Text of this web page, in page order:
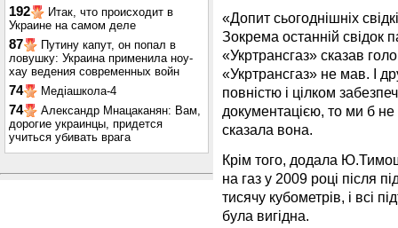
192
Итак, что происходит в
Украине на самом деле
87
Путину капут, он попал в
ловушку: Украина применила ноу-
хау ведения современных войн
74 Медіашкола-4
74
Александр Мнацаканян: Вам,
дорогие украинцы, придется
учиться убивать врага
«Допит сьогоднішніх
Зокрема останній свідок
«Укртрансгаз» сказав
«Укртрансгаз» не мав. І
повністю і цілком
документацією, то ми б
сказала вона.
Крім того, додала
на газ у 2009 році після
тисячу кубометрів, і всі
була вигідна.